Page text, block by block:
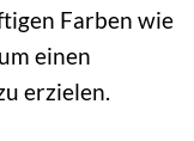
Farben wie
einen
erzielen.